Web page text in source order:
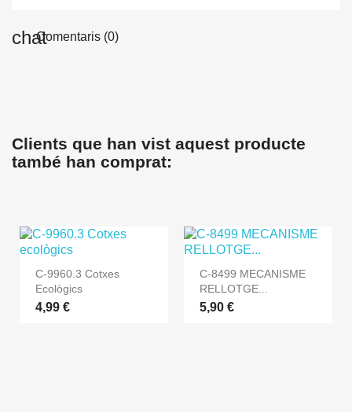
Comentaris (0)
Clients que han vist aquest producte
també han comprat:
C-9960.3 Cotxes
Ecològics
4,99 €
C-8499 MECANISME
RELLOTGE...
5,90 €